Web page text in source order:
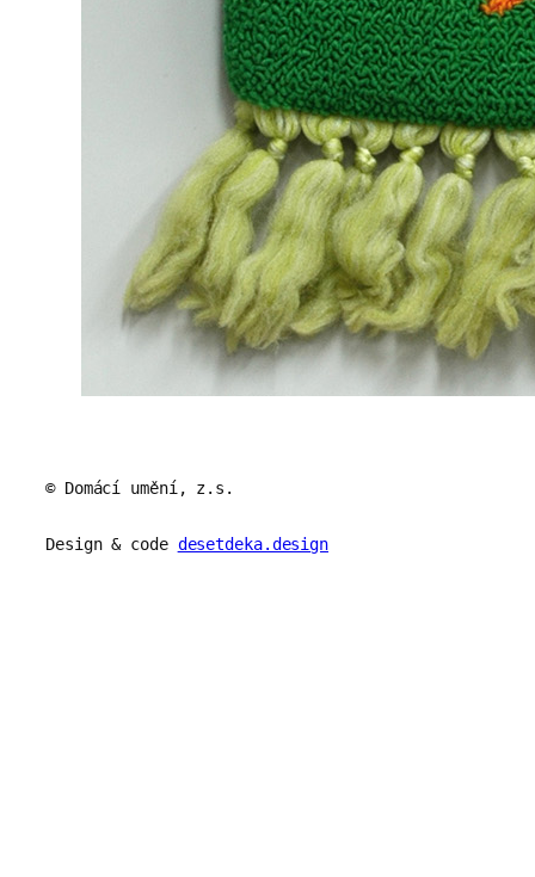
© Domácí umění, z.s.
Design & code desetdeka.design